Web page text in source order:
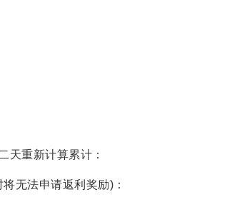
天重新计算累计：
无法申请返利奖励)：